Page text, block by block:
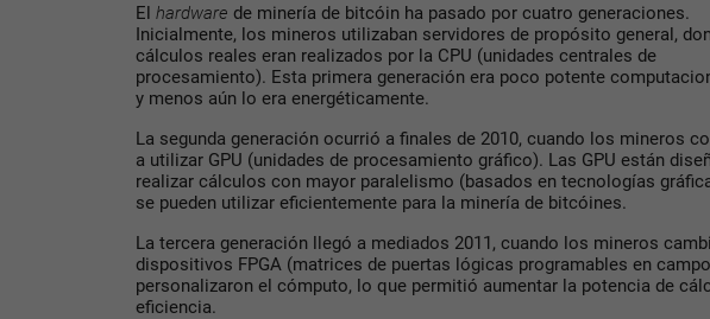
El hardware de minería de bitcóin ha pasado por cuatro generaciones.
Inicialmente, los mineros utilizaban servidores de propósito general,
cálculos reales eran realizados por la CPU (unidades centrales de
procesamiento). Esta primera generación era poco potente
y menos aún lo era energéticamente.
La segunda generación ocurrió a finales de 2010, cuando los mineros
a utilizar GPU (unidades de procesamiento gráfico). Las GPU están
realizar cálculos con mayor paralelismo (basados en tecnologías
se pueden utilizar eficientemente para la minería de bitcóines.
La tercera generación llegó a mediados 2011, cuando los mineros
dispositivos FPGA (matrices de puertas lógicas programables en
personalizaron el cómputo, lo que permitió aumentar la potencia de
eficiencia.